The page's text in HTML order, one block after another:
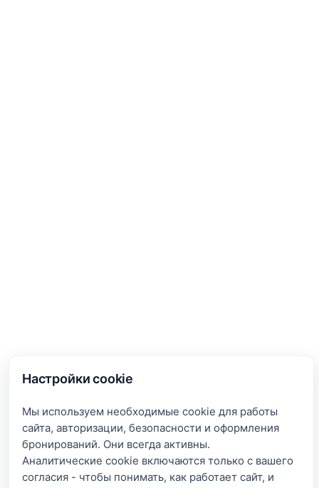
Настройки cookie
Мы используем необходимые cookie для работы
сайта, авторизации, безопасности и оформления
бронирований. Они всегда активны.
Аналитические cookie включаются только с вашего
согласия - чтобы понимать, как работает сайт, и